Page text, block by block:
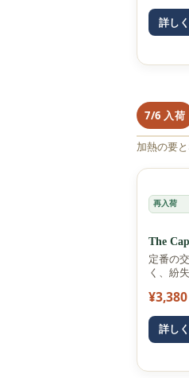
詳し
7/6 入荷
加熱の要
再入荷
The
定番の
く、紛
¥3,380
詳し